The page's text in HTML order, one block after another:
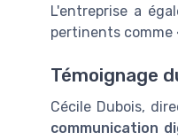
L'entreprise a
pertinents comme
Témoignage
Cécile Dubois,
communication